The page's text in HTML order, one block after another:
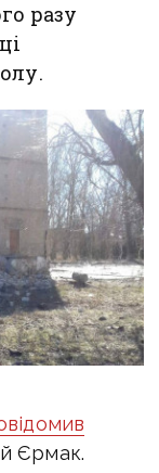
разу
Єрмак.